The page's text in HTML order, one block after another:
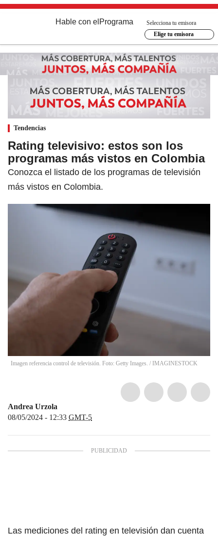
Hable con el Programa
Selecciona tu emisora
Elige tu emisora
Tendencias
Rating televisivo: estos son los
programas más vistos en Colombia
Conozca el listado de los programas de televisión
más vistos en Colombia.
Imagen referencia control de televisión. Foto: Getty Images. / IMAGINESTOCK
Andrea Urzola
08/05/2024 - 12:33 GMT-5
Las mediciones del rating en televisión dan cuenta